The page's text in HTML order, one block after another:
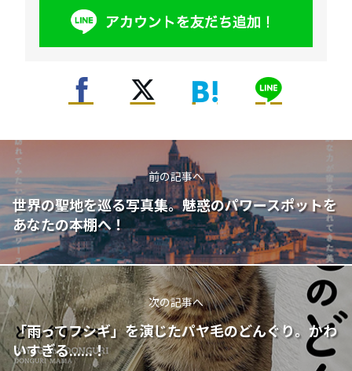
前の記事へ
世界の聖地を巡る写真集。魅惑のパワースポットを
あなたの本棚へ！
次の記事へ
「雨ってフシギ」を演じたパヤ毛のどんぐり。かわ
いすぎる......！